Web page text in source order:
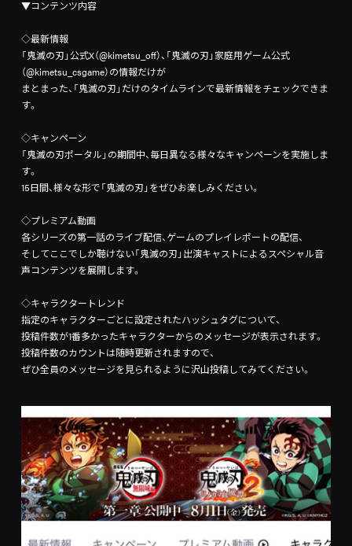
▼コンテンツ内容
◇最新情報
「鬼滅の刃」公式X（@kimetsu_off）、「鬼滅の刃」家庭用ゲーム公式
（@kimetsu_csgame）の情報だけが
まとまった、「鬼滅の刃」だけのタイムラインで最新情報をチェックできま
す。
◇キャンペーン
「鬼滅の刃ポータル」の期間中、毎日異なる様々なキャンペーンを実施しま
す。
15日間、様々な形で「鬼滅の刃」をぜひお楽しみください。
◇プレミアム動画
各シリーズの第一話のライブ配信、ゲームのプレイレポートの配信、
そしてここでしか聴けない「鬼滅の刃」出演キャストによるスペシャル音
声コンテンツを展開します。
◇キャラクタートレンド
指定のキャラクターごとに設定されたハッシュタグについて、
投稿件数が1番多かったキャラクターからのメッセージが表示されます。
投稿件数のカウントは随時更新されますので、
ぜひ全員のメッセージを見られるように沢山投稿してみてください。